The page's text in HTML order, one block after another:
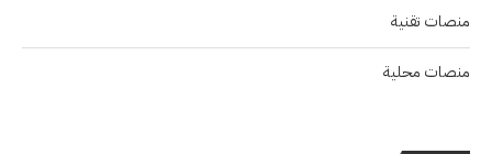
منصات تقنية
منصات محلية